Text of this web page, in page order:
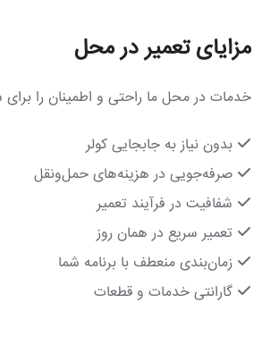
مزایای تعمیر در محل
خدمات در محل ما راحتی و اطمینان را
بدون نیاز به جابجایی کولر
صرفه‌جویی در هزینه‌های حمل‌ونقل
شفافیت در فرآیند تعمیر
تعمیر سریع در همان روز
زمان‌بندی منعطف با برنامه شما
گارانتی خدمات و قطعات